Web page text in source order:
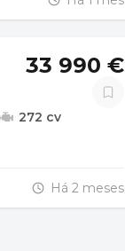
33 990 €
272 cv
Há 2 meses